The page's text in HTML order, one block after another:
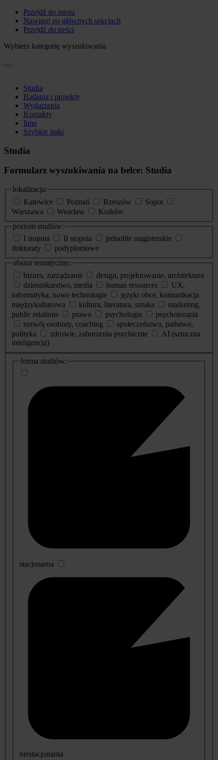
Przejdź do menu
Nawiguj po głównych sekcjach
Przejdź do treści
Wybierz kategorię wyszukiwania
Studia
Badania i projekty
Wydarzenia
Kontakty
Inne
Szybkie linki
Studia
Formularz wyszukiwania na belce: Studia
lokalizacja:
Katowice
Poznań Rzeszów
Sopot
Warszawa
Wrocław
Kraków
poziom studiów:
I stopnia
II stopnia
jednolite magisterskie
doktoraty
podyplomowe
obszar tematyczny:
biznes, zarządzanie
design, projektowanie, architektura
dziennikarstwo, media
human resources
UX,
informatyka, nowe technologie
języki obce, komunikacja
międzykulturowa
kultura, literatura, sztuka
marketing,
public relations
prawo psychologia
psychoterapia
rozwój osobisty, coaching
społeczeństwo, państwo,
polityka
zdrowie, zaburzenia psychiczne
AI (sztuczna
inteligencja)
dodatkowe
informacje
forma studiów:
stacjonarna
niestacjonarna